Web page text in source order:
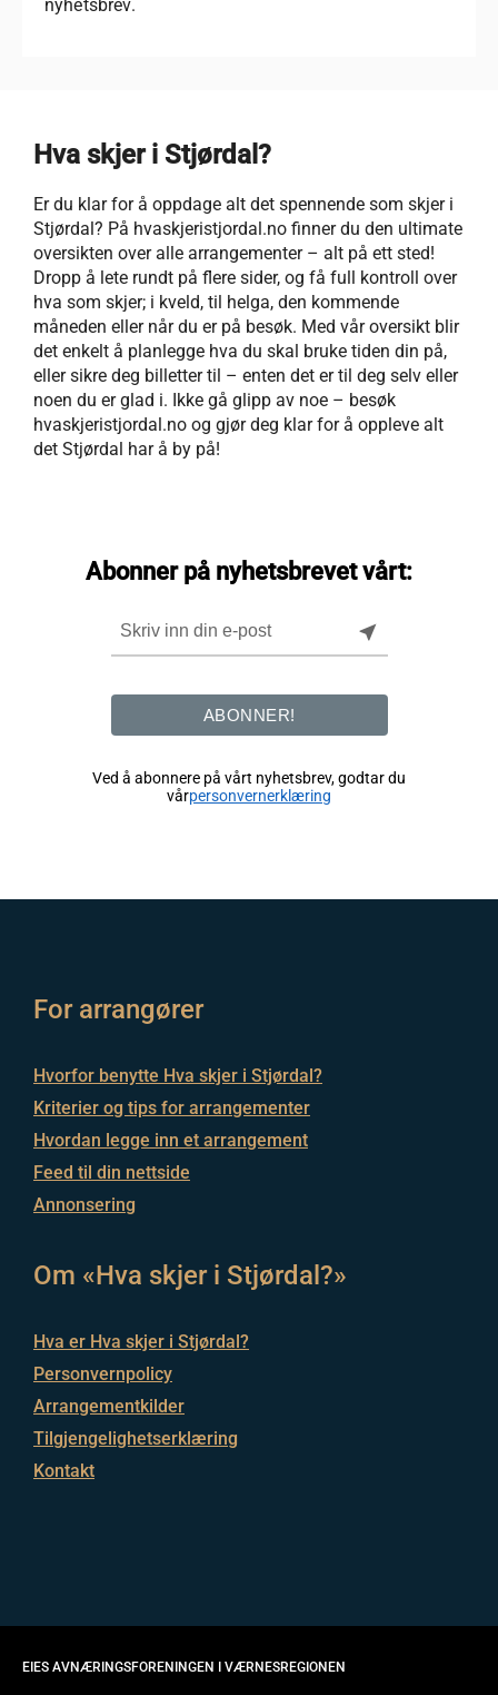
nyhetsbrev.
Hva skjer i Stjørdal?
Er du klar for å oppdage alt det spennende som skjer i
Stjørdal? På hvaskjeristjordal.no finner du den ultimate
oversikten over alle arrangementer – alt på ett sted!
Dropp å lete rundt på flere sider, og få full kontroll over
hva som skjer; i kveld, til helga, den kommende
måneden eller når du er på besøk. Med vår oversikt blir
det enkelt å planlegge hva du skal bruke tiden din på,
eller sikre deg billetter til – enten det er til deg selv eller
noen du er glad i. Ikke gå glipp av noe – besøk
hvaskjeristjordal.no og gjør deg klar for å oppleve alt
det Stjørdal har å by på!
Abonner på nyhetsbrevet vårt:
near_me
ABONNER!
Ved å abonnere på vårt nyhetsbrev, godtar du
vårpersonvernerklæring
For arrangører
Hvorfor benytte Hva skjer i Stjørdal?
Kriterier og tips for arrangementer
Hvordan legge inn et arrangement
Feed til din nettside
Annonsering
Om «Hva skjer i Stjørdal?»
Hva er Hva skjer i Stjørdal?
Personvernpolicy
Arrangementkilder
Tilgjengelighetserklæring
Kontakt
EIES AVNÆRINGSFORENINGEN I VÆRNESREGIONEN